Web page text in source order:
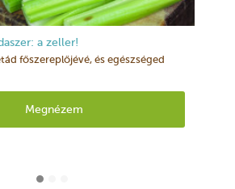
a zeller!
főszereplőjévé, és egészséged
Megnézem